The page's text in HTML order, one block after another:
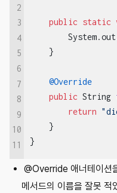
2
3
4
5
6
7
8
9
10
11
public static
    }
@Override
public String
return
    }
}
@Override 애너테이션
메서드의 이름을 잘못 적